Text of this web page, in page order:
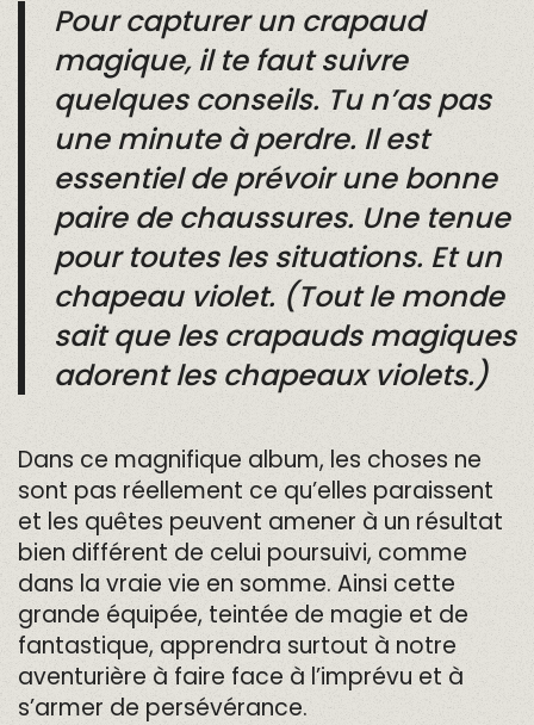
Pour capturer un crapaud
magique, il te faut suivre
quelques conseils. Tu n’as pas
une minute à perdre. Il est
essentiel de prévoir une bonne
paire de chaussures. Une tenue
pour toutes les situations. Et un
chapeau violet. (Tout le monde
sait que les crapauds magiques
adorent les chapeaux violets.)
Dans ce magnifique album, les choses ne
sont pas réellement ce qu’elles paraissent
et les quêtes peuvent amener à un résultat
bien différent de celui poursuivi, comme
dans la vraie vie en somme. Ainsi cette
grande équipée, teintée de magie et de
fantastique, apprendra surtout à notre
aventurière à faire face à l’imprévu et à
s’armer de persévérance.